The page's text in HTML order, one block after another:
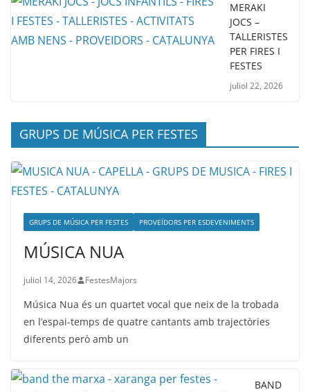
MERAKI
JOCS –
TALLERISTES
PER FIRES I
FESTES
juliol 22, 2026
GRUPS DE MÚSICA PER FESTES
GRUPS DE MÚSICA PER FESTES PROVEÏDORS PER ESDEVENIMENTS
MÚSICA NUA
juliol 14, 2026 FestesMajors
Música Nua és un quartet vocal que neix de la trobada
en l’espai-temps de quatre cantants amb trajectòries
diferents però amb un
BAND